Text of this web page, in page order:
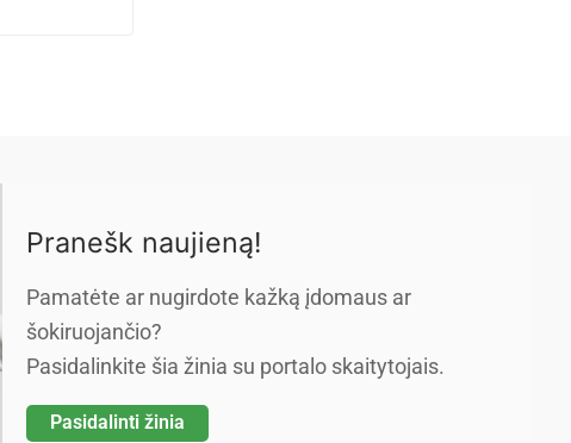
Pranešk naujieną!
Pamatėte ar nugirdote kažką įdomaus ar
šokiruojančio?
Pasidalinkite šia žinia su portalo skaitytojais.
Pasidalinti žinia